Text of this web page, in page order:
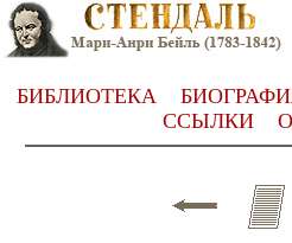
БИБЛИОТЕКА
ССЫЛКИ